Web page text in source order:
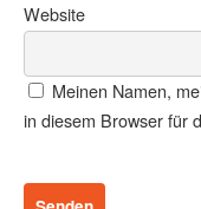
Website
Meinen Namen,
in diesem Browser für